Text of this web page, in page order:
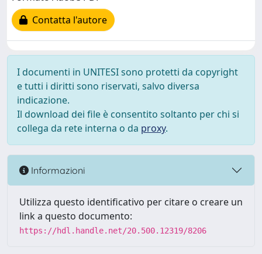
Contatta l'autore
I documenti in UNITESI sono protetti da copyright
e tutti i diritti sono riservati, salvo diversa
indicazione.
Il download dei file è consentito soltanto per chi si
collega da rete interna o da proxy.
Informazioni
Utilizza questo identificativo per citare o creare un
link a questo documento:
https://hdl.handle.net/20.500.12319/8206